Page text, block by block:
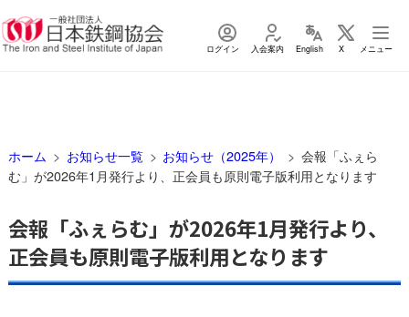
ログイン 入会案内 English X メニュー
ホーム お知らせ一覧 お知らせ（2025年）
会報「ふぇら
む」が2026年1月発行より、正会員も原則電子版利用となります
会報「ふぇらむ」が2026年1月発行より、
正会員も原則電子版利用となります